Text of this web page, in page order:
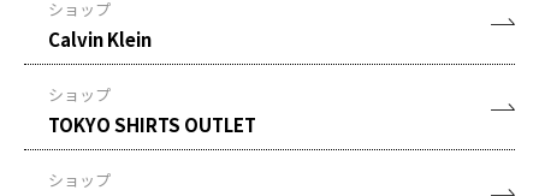
ショップ
Calvin Klein
ショップ
TOKYO SHIRTS OUTLET
ショップ